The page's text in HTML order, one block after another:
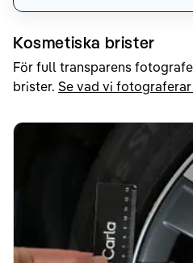
Kosmetiska brister
För full transparens
brister. Se vad vi